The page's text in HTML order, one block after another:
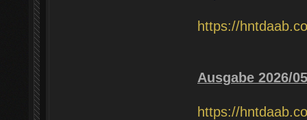
https://
Ausgabe 2026/05
https://